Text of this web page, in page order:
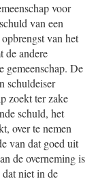
voor
van een
van het
de andere
gemeenschap. De
schuldeiser
zoekt ter zake
schuld, het
over te nemen
van dat goed uit
de overneming is
niet in de